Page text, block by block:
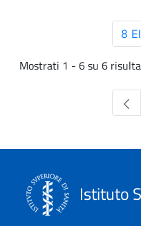
8
Mostrati 1 - 6 su 6
Istituto